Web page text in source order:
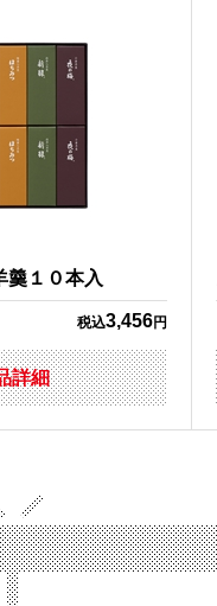
羹１０本入
税込3,456円
詳細